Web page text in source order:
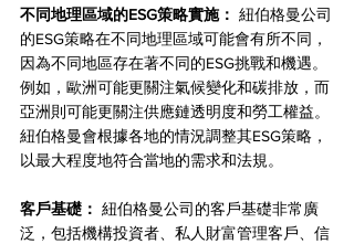
不同地理區域的ESG策略實施： 紐伯格曼公司
的ESG策略在不同地理區域可能會有所不同，
因為不同地區存在著不同的ESG挑戰和機遇。
例如，歐洲可能更關注氣候變化和碳排放，而
亞洲則可能更關注供應鏈透明度和勞工權益。
紐伯格曼會根據各地的情況調整其ESG策略，
以最大程度地符合當地的需求和法規。
客戶基礎： 紐伯格曼公司的客戶基礎非常廣
泛，包括機構投資者、私人財富管理客戶、信